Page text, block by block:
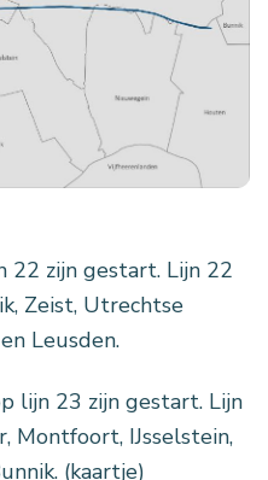
22 zijn gestart. Lijn 22
Zeist, Utrechtse
Leusden.
lijn 23 zijn gestart. Lijn
Montfoort, IJsselstein,
(kaartje)